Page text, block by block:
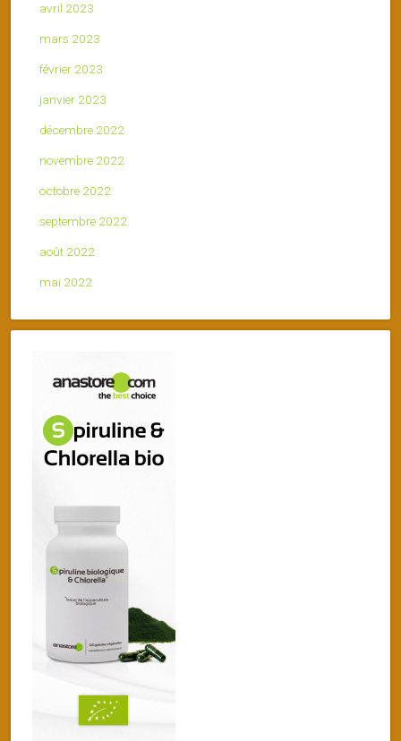
avril 2023
mars 2023
février 2023
janvier 2023
décembre 2022
novembre 2022
octobre 2022
septembre 2022
août 2022
mai 2022